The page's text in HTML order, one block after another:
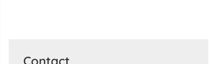
Contact